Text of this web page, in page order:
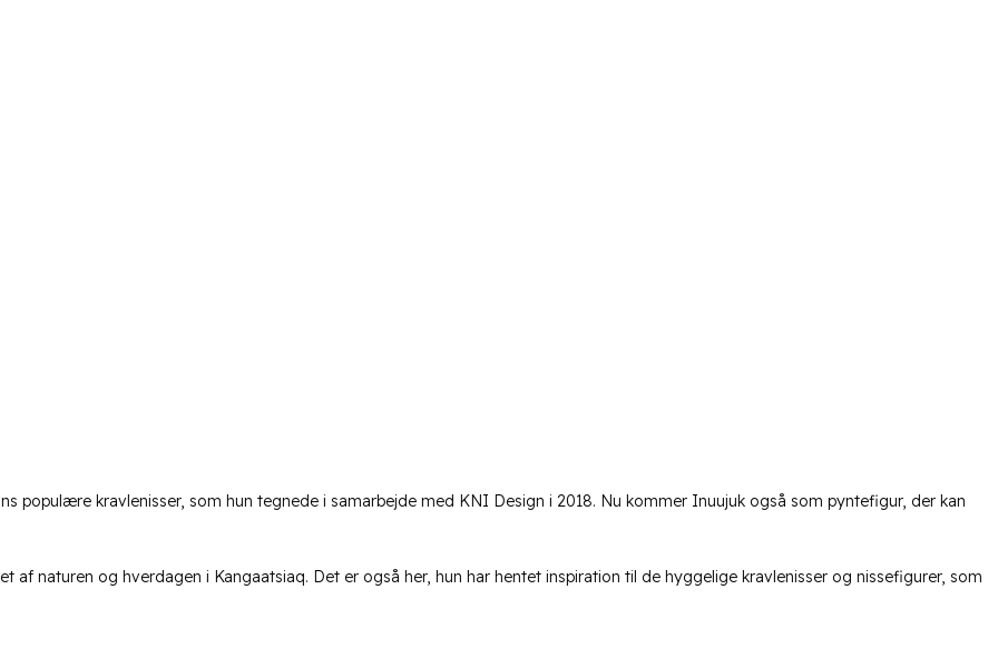
populære kravlenisser, som hun tegnede i samarbejde med KNI Design i 2018. Nu kommer Inuujuk også som pyntefigur, der kan
af naturen og hverdagen i Kangaatsiaq. Det er også her, hun har hentet inspiration til de hyggelige kravlenisser og nissefigurer, som